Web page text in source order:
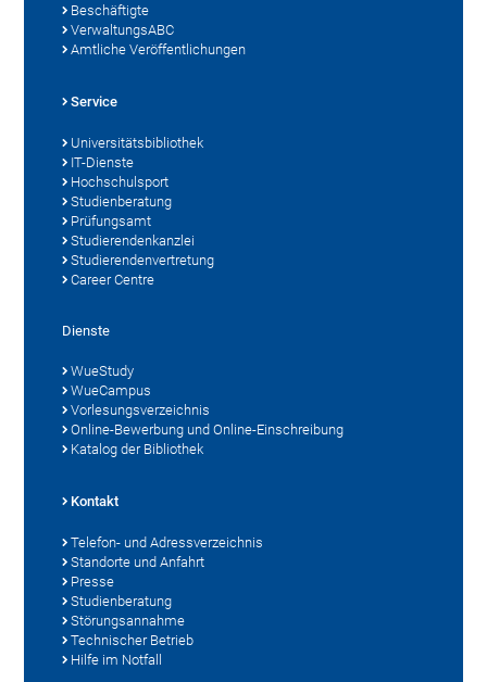
Beschäftigte
VerwaltungsABC
Amtliche Veröffentlichungen
Service
Universitätsbibliothek
IT-Dienste
Hochschulsport
Studienberatung
Prüfungsamt
Studierendenkanzlei
Studierendenvertretung
Career Centre
Dienste
WueStudy
WueCampus
Vorlesungsverzeichnis
Online-Bewerbung und Online-Einschreibung
Katalog der Bibliothek
Kontakt
Telefon- und Adressverzeichnis
Standorte und Anfahrt
Presse
Studienberatung
Störungsannahme
Technischer Betrieb
Hilfe im Notfall